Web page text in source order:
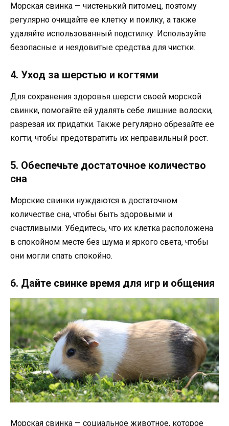
Морская свинка — чистенький питомец, поэтому
регулярно очищайте ее клетку и поилку, а также
удаляйте использованный подстилку. Используйте
безопасные и неядовитые средства для чистки.
4. Уход за шерстью и когтями
Для сохранения здоровья шерсти своей морской
свинки, помогайте ей удалять себе лишние волоски,
разрезая их придатки. Также регулярно обрезайте ее
когти, чтобы предотвратить их неправильный рост.
5. Обеспечьте достаточное количество
сна
Морские свинки нуждаются в достаточном
количестве сна, чтобы быть здоровыми и
счастливыми. Убедитесь, что их клетка расположена
в спокойном месте без шума и яркого света, чтобы
они могли спать спокойно.
6. Дайте свинке время для игр и общения
Морская свинка — социальное животное, которое